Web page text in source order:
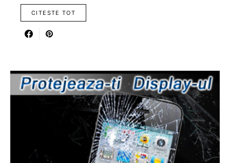
CITESTE TOT